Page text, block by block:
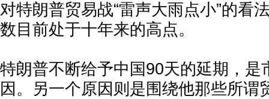
对特朗普贸易战“雷声大雨点小”的看
数目前处于十年来的高点。
特朗普不断给予中国90天的延期，是
因。另一个原因则是围绕他那些所谓